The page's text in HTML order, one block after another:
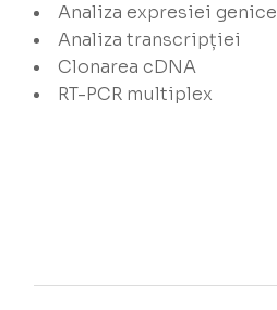
Analiza expresiei genice
Analiza transcripției
Clonarea cDNA
RT-PCR multiplex